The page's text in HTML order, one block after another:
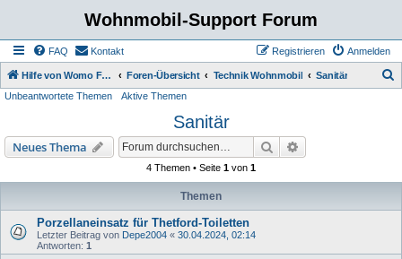
Wohnmobil-Support Forum
FAQ Kontakt Anmelden
Registrieren
Hilfe von Womo Fans für Womo Besitzer Foren-Übersicht Technik Wohnmobil Sanitär
Unbeantwortete Themen Aktive Themen
Sanitär
Neues Thema Suche
4 Themen • Seite 1 von 1
Themen
Porzellaneinsatz für Thetford-Toiletten
Letzter Beitrag von Depe2004 « 30.04.2024, 02:14
Antworten: 1